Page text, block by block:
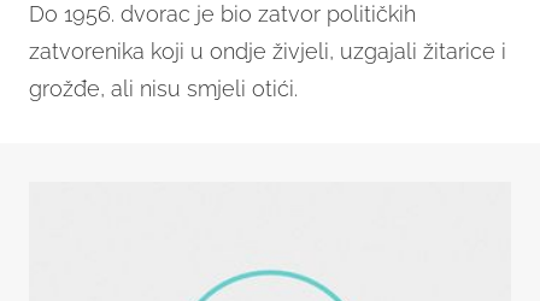
Do 1956. dvorac je bio zatvor političkih
zatvorenika koji u ondje živjeli, uzgajali žitarice i
grožđe, ali nisu smjeli otići.